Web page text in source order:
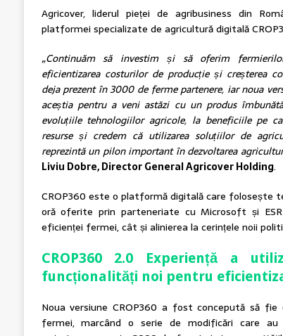
Agricover, liderul pieței de agribusiness din
platformei specializate de agricultură digitală
„Continuăm să investim și să oferim
eficientizarea costurilor de producție și creșterea
deja prezent în 3000 de ferme partenere, iar noua
aceștia pentru a veni astăzi cu un produs
evoluțiile tehnologiilor agricole, la beneficiile pe
resurse și credem că utilizarea soluțiilor de
reprezintă un pilon important în dezvoltarea
Liviu Dobre, Director General Agricover Holding.
CROP360 este o platformă digitală care folosește
oră oferite prin parteneriate cu Microsoft și
eficienței fermei, cât și alinierea la cerințele noii
CROP360 2.0 Experiență a
funcționalități noi pentru
Noua versiune CROP360 a fost concepută să
fermei, marcând o serie de modificări care